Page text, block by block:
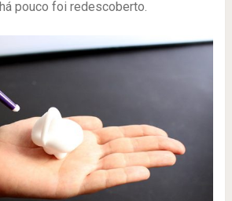
pouco foi redescoberto.